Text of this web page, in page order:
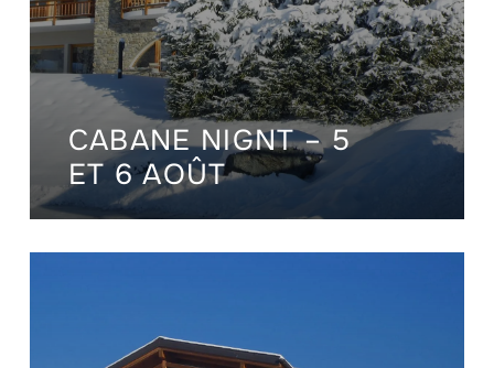
CABANE NIGNT – 5
ET 6 AOÛT